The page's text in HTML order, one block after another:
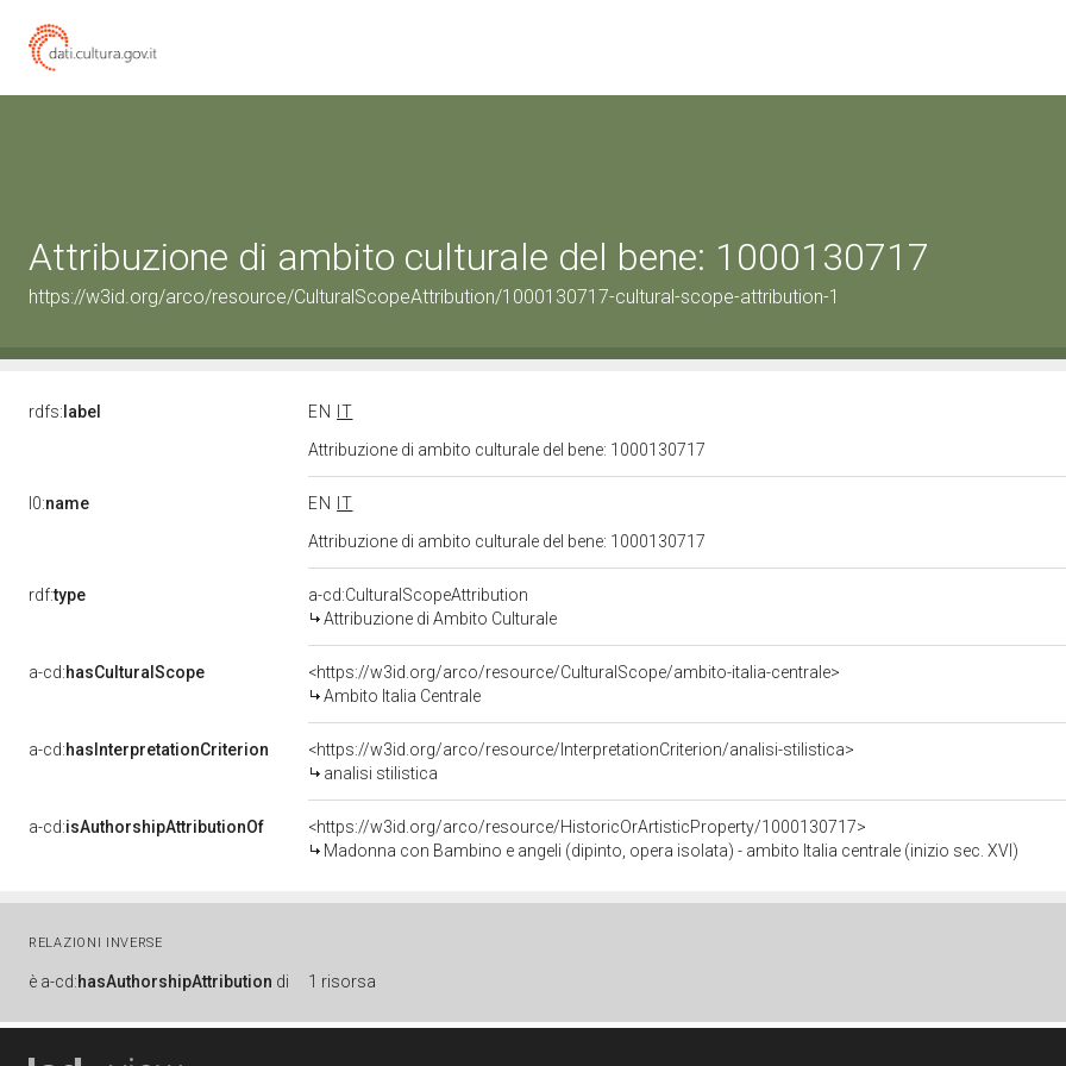
Attribuzione di ambito culturale del bene: 1000130717
https://w3id.org/arco/resource/CulturalScopeAttribution/1000130717-cultural-scope-attribution-1
rdfs: label EN
IT
Attribuzione di ambito culturale del bene: 1000130717
l0:name EN
IT
Attribuzione di ambito culturale del bene: 1000130717
rdf:type
a-cd:CulturalScopeAttribution
Attribuzione di Ambito Culturale
a-cd:hasCulturalScope
<https://w3id.org/arco/resource/CulturalScope/ambito-italia-centrale>
Ambito Italia Centrale
a-cd:hasInterpretationCriterion
<https://w3id.org/arco/resource/InterpretationCriterion/analisi-stilistica>
analisi stilistica
a-cd:isAuthorshipAttributionOf
<https://w3id.org/arco/resource/HistoricOrArtisticProperty/1000130717>
Madonna con Bambino e angeli (dipinto, opera isolata) - ambito Italia centrale (inizio sec. XVI)
RELAZIONI INVERSE
è a-cd:hasAuthorshipAttribution di 1 risorsa